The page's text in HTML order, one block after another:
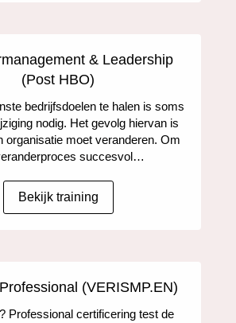
& Leadership
(Post HBO)
bedrijfsdoelen te halen is soms
nodig. Het gevolg hiervan is
organisatie moet veranderen. Om
succesvol…
Bekijk training
(VERISMP.EN)
Professional certificering test de